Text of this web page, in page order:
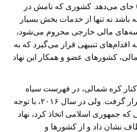
جای می‌دهد. کشوری که نامش در
نه تنها از خدمات بخش بسیار
مالی خارجی محروم می‌شود،
تنبیهی قرار می‌گیرد که به
کشور‌های عضو و همکار این نهاد
سال ۲۰۰۷، در کنار کره شمالی، در فهرست سیاه
گروه ویژه اقدام مالی قرار گرفت. ولی در سال ۲۰۱۶، با توجه
که جمهوری اسلامی اتخاذ کرد، نهاد
نشان داد و از کشور‌ها و